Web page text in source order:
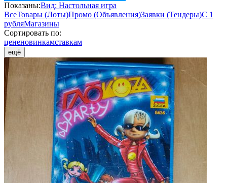
Показаны:Вид: Настольная игра
ВсеТовары (Лоты)Промо (Объявления)Заявки (Тендеры)С 1
рубляМагазины
Сортировать по:
цененовинкамставкам
ещё